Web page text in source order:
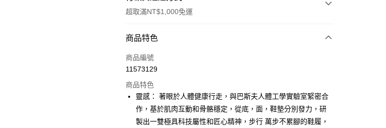
超取滿NT$1,000免運
付款方式
信用卡一次付款
3 期 0 利率 每期 NT$2,193 21家銀行
合作金庫商業銀行
第一商業銀行
華南商業銀行
彰化商業銀行
LINE Pay
商品特色
商品編號
11573129
商品特色
靈感： 著眼於人體健康行走，與巴斯夫人體工學實驗室緊密合
作，基於肌肉互動和骨骼穩定，從底，面，鞋墊分別發力，研
製出一雙極具科技屬性和匠心精神，步行 萬步不累腳的鞋履，